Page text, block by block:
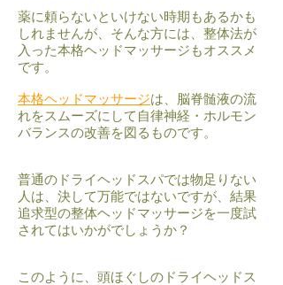
薬に頼らないといけない時期もあるかも
しれませんが、そんな方には、整体法が
入った本格ヘッドマッサージもオススメ
です。
本格ヘッドマッサージは、脳脊髄液の流
れをスムーズにして自律神経・ホルモン
バランスの改善を図るものです。
普通のドライヘッドスパでは物足りない
人は、決して万能ではないですが、結果
追求型の整体ヘッドマッサージを一度試
されてはいかがでしょうか？
このように、頭ほぐしのドライヘッドス